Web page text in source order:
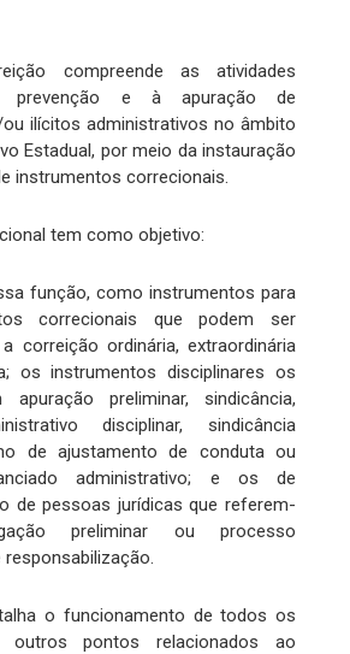
compreende as atividades
prevenção e à apuração de
ou ilícitos administrativos no âmbito
Estadual, por meio da instauração
instrumentos correcionais.
tem como objetivo:
função, como instrumentos para
correcionais que podem ser
correição ordinária, extraordinária
os instrumentos disciplinares os
apuração preliminar, sindicância,
disciplinar, sindicância
de ajustamento de conduta ou
administrativo; e os de
de pessoas jurídicas que referem-
preliminar ou processo
o funcionamento de todos os
outros pontos relacionados ao